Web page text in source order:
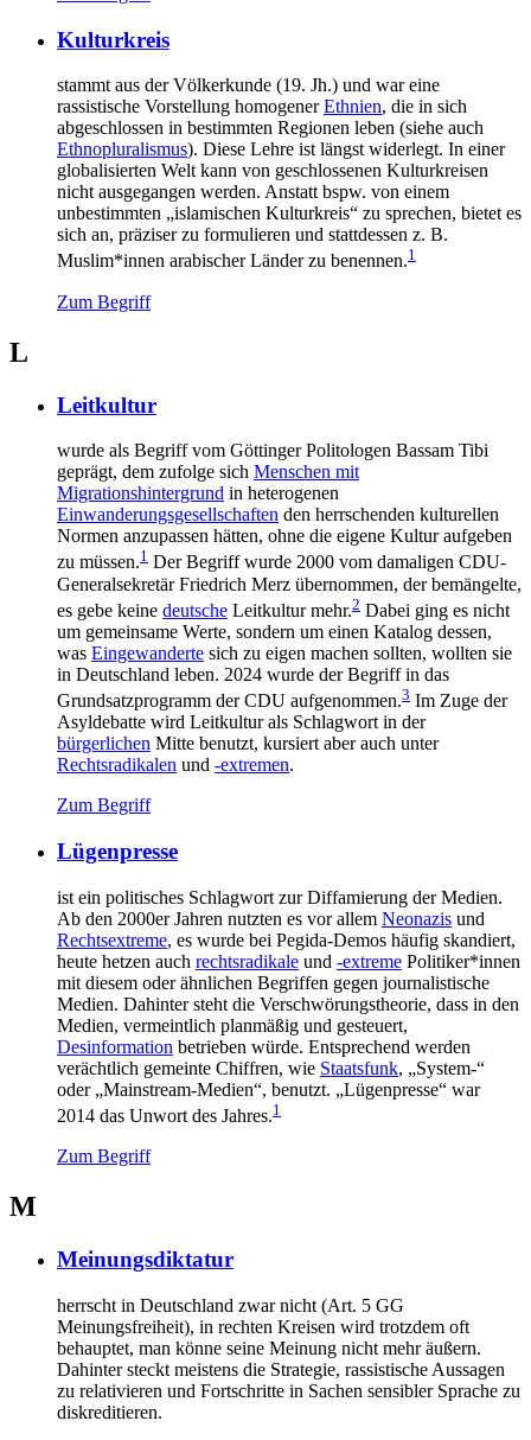
Kulturkreis
stammt aus der Völkerkunde (19. Jh.) und war eine
rassistische Vorstellung homogenerEthnien, die in sich
abgeschlossen in bestimmten Regionen leben (siehe auch
Ethnopluralismus). Diese Lehre ist längst widerlegt. In einer
globalisierten Welt kann von geschlossenen Kulturkreisen
nicht ausgegangen werden. Anstatt bspw. von einem
unbestimmten „islamischen Kulturkreis“ zu sprechen, bietet es
sich an, präziser zu formulieren und stattdessen z. B.
Muslim*innen arabischer Länder zu benennen.1
Zum Begriff
L
Leitkultur
wurde als Begriff vom Göttinger Politologen Bassam Tibi
geprägt, dem zufolge sich Menschen mit
Migrationshintergrund in heterogenen
Einwanderungsgesellschaften den herrschenden kulturellen
Normen anzupassen hätten, ohne die eigene Kultur aufgeben
zu müssen.1 Der Begriff wurde 2000 vom damaligen CDU-
Generalsekretär Friedrich Merz übernommen, der bemängelte,
es gebe keine deutsche Leitkultur mehr.2 Dabei ging es nicht
um gemeinsame Werte, sondern um einen Katalog dessen,
was Eingewanderte sich zu eigen machen sollten, wollten sie
in Deutschland leben. 2024 wurde der Begriff in das
Grundsatzprogramm der CDU aufgenommen.3 Im Zuge der
Asyldebatte wird Leitkultur als Schlagwort in der
bürgerlichen Mitte benutzt, kursiert aber auch unter
Rechtsradikalen und -extremen.
Zum Begriff
Lügenpresse
ist ein politisches Schlagwort zur Diffamierung der Medien.
Ab den 2000er Jahren nutzten es vor allem Neonazis und
Rechtsextreme, es wurde bei Pegida-Demos häufig skandiert,
heute hetzen auch rechtsradikale und -extreme Politiker*innen
mit diesem oder ähnlichen Begriffen gegen journalistische
Medien. Dahinter steht die Verschwörungstheorie, dass in den
Medien, vermeintlich planmäßig und gesteuert,
Desinformation betrieben würde. Entsprechend werden
verächtlich gemeinte Chiffren, wie Staatsfunk, „System-“
oder „Mainstream-Medien“, benutzt. „Lügenpresse“ war
2014 das Unwort des Jahres.1
Zum Begriff
M
Meinungsdiktatur
herrscht in Deutschland zwar nicht (Art. 5 GG
Meinungsfreiheit), in rechten Kreisen wird trotzdem oft
behauptet, man könne seine Meinung nicht mehr äußern.
Dahinter steckt meistens die Strategie, rassistische Aussagen
zu relativieren und Fortschritte in Sachen sensibler Sprache zu
diskreditieren.